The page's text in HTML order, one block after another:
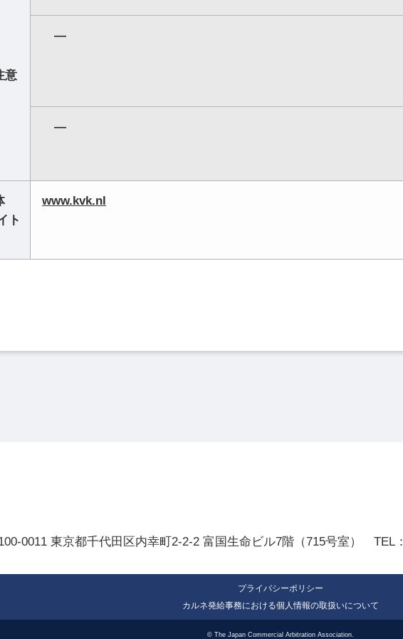
意
―
―
ト
www.kvk.nl
0011 東京都千代田区内幸町2-2-2 富国生命ビル7階（715号室） TEL：
プライバシーポリシー
カルネ発給事務における個人情報の取扱いについて
© The Japan Commercial Arbitration Association.